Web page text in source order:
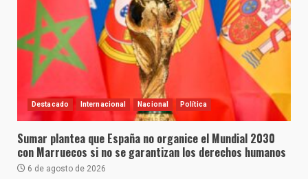
Destacado Internacional Nacional Política
Sumar plantea que España no organice el Mundial 2030
con Marruecos si no se garantizan los derechos humanos
6 de agosto de 2026